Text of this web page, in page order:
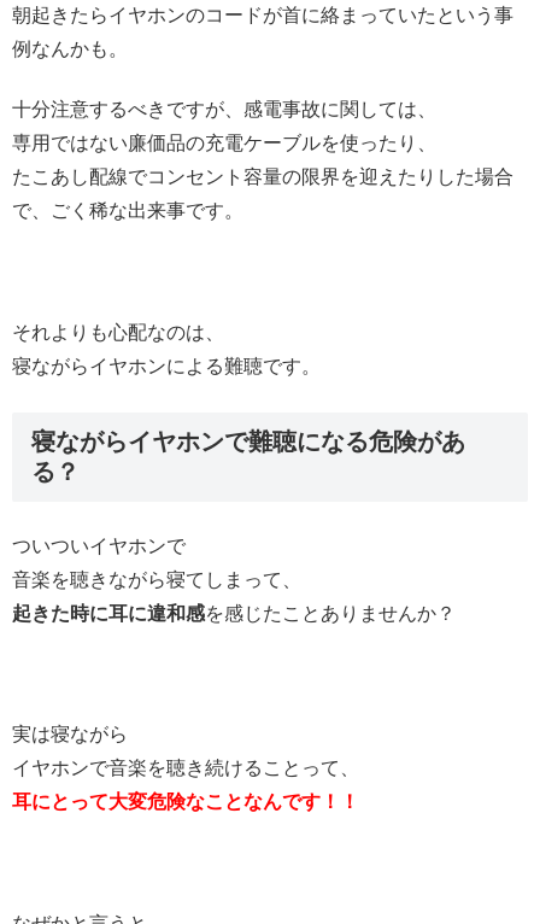
朝起きたらイヤホンのコードが首に絡まっていたという事
例なんかも。
十分注意するべきですが、感電事故に関しては、
専用ではない廉価品の充電ケーブルを使ったり、
たこあし配線でコンセント容量の限界を迎えたりした場合
で、ごく稀な出来事です。
それよりも心配なのは、
寝ながらイヤホンによる難聴です。
寝ながらイヤホンで難聴になる危険があ
る？
ついついイヤホンで
音楽を聴きながら寝てしまって、
起きた時に耳に違和感を感じたことありませんか？
実は寝ながら
イヤホンで音楽を聴き続けることって、
耳にとって大変危険なことなんです！！